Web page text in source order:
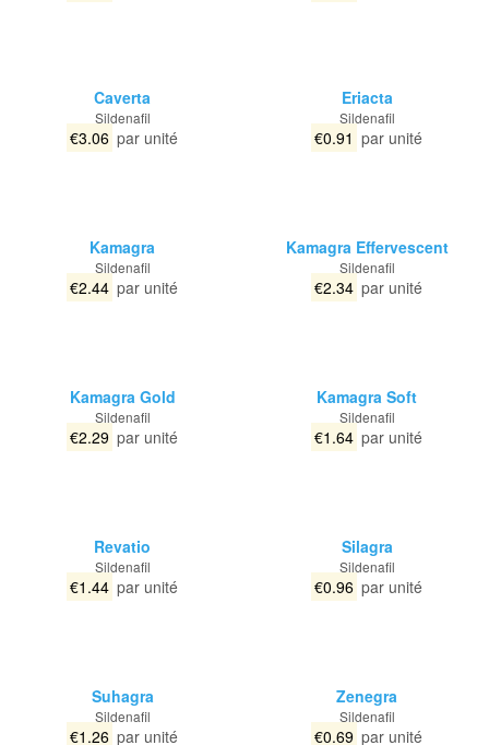
Caverta
Sildenafil
€3.06 par unité
Eriacta
Sildenafil
€0.91 par unité
Kamagra
Sildenafil
€2.44 par unité
Kamagra Effervescent
Sildenafil
€2.34 par unité
Kamagra Gold
Sildenafil
€2.29 par unité
Kamagra Soft
Sildenafil
€1.64 par unité
Revatio
Sildenafil
€1.44 par unité
Silagra
Sildenafil
€0.96 par unité
Suhagra
Sildenafil
€1.26 par unité
Zenegra
Sildenafil
€0.69 par unité